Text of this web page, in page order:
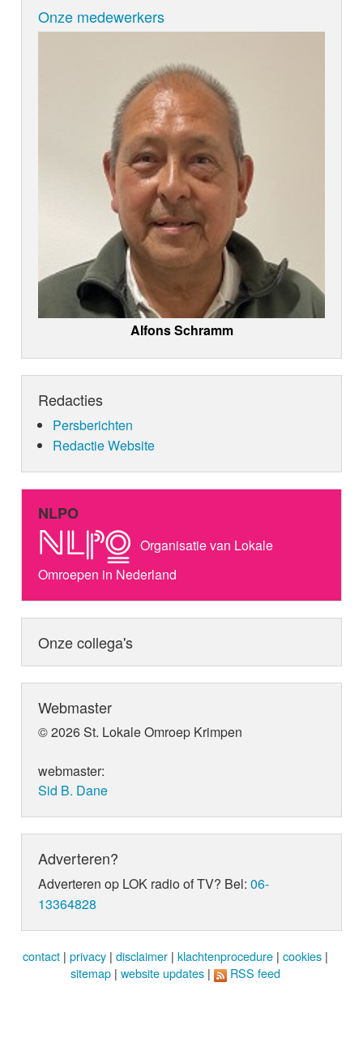
Onze medewerkers
Alfons Schramm
Redacties
Persberichten
Redactie Website
NLPO
Organisatie van Lokale
Omroepen in Nederland
Onze collega's
Webmaster
© 2026 St. Lokale Omroep Krimpen
webmaster:
Sid B. Dane
Adverteren?
Adverteren op LOK radio of TV? Bel:06-
13364828
contact | privacy | disclaimer | klachtenprocedure | cookies |
sitemap | website updates | RSS feed